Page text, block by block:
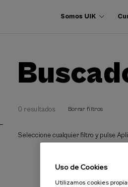
Somos UIK
0 resultados Borrar filtros
Seleccione cualquier filtro y pulse
Uso de Cookies
Utilizamos cookies